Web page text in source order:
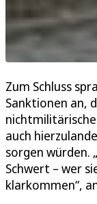
Zum Schluss
Sanktionen an,
auch
sorgen würden.
Schwert – wer
klarkommen“,